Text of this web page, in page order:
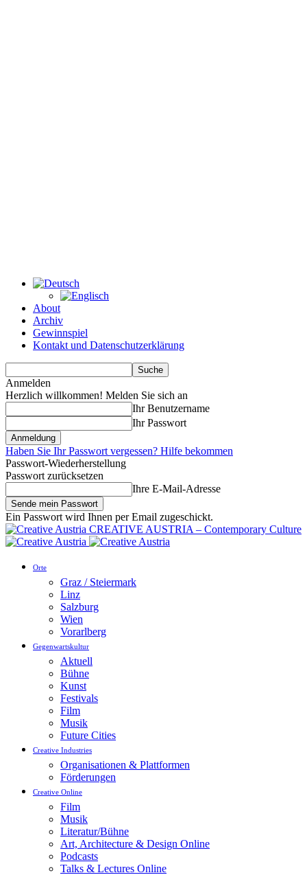
About
Archiv
Gewinnspiel
Kontakt und Datenschutzerklärung
Anmelden
Herzlich willkommen! Melden Sie sich an
Ihr Benutzername
Ihr Passwort
Haben Sie Ihr Passwort vergessen? Hilfe bekommen
Passwort-Wiederherstellung
Passwort zurücksetzen
Ihre E-Mail-Adresse
Ein Passwort wird Ihnen per Email zugeschickt.
CREATIVE AUSTRIA – Contemporary Culture
Orte
Graz / Steiermark
Linz
Salzburg
Wien
Vorarlberg
Gegenwartskultur
Aktuell
Bühne
Kunst
Festivals
Film
Musik
Future Cities
Creative Industries
Organisationen & Plattformen
Förderungen
Creative Online
Film
Musik
Literatur/Bühne
Art, Architecture & Design Online
Podcasts
Talks & Lectures Online